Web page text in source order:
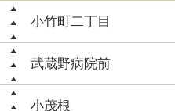
小竹町二丁目
武蔵野病院前
小茂根